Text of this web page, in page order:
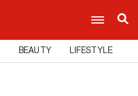
BEAUTY LIFESTYLE